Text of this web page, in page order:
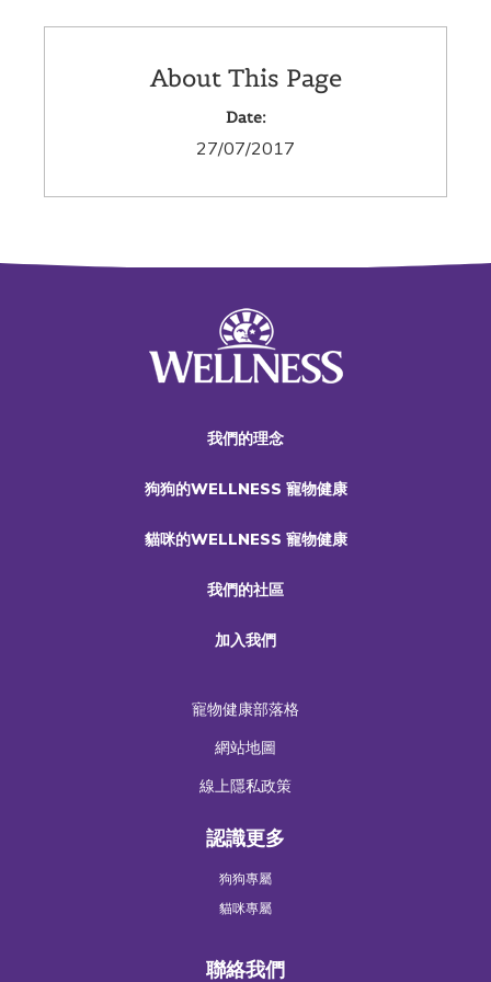
About This Page
Date:
27/07/2017
我們的理念
狗狗的WELLNESS 寵物健康
貓咪的WELLNESS 寵物健康
我們的社區
加入我們
寵物健康部落格
網站地圖
線上隱私政策
認識更多
狗狗專屬
貓咪專屬
聯絡我們